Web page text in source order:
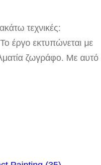
τεχνικές:
έργο εκτυπώνεται με
ζωγράφο. Με αυτό